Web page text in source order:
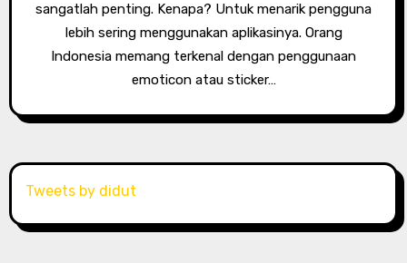
sangatlah penting. Kenapa? Untuk menarik pengguna
lebih sering menggunakan aplikasinya. Orang
Indonesia memang terkenal dengan penggunaan
emoticon atau sticker…
Tweets by didut